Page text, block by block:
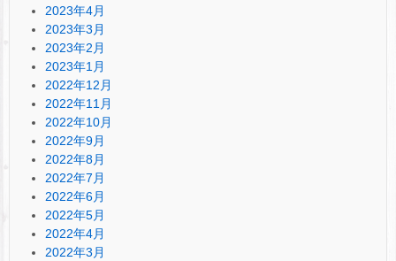
2023年4月
2023年3月
2023年2月
2023年1月
2022年12月
2022年11月
2022年10月
2022年9月
2022年8月
2022年7月
2022年6月
2022年5月
2022年4月
2022年3月